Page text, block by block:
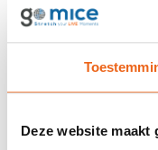
Deze website maakt
Instagram
LinkedIn
Youtube